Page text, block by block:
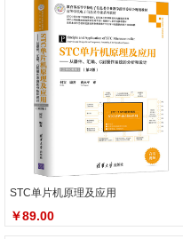
STC单片机原理及应用
￥89.00